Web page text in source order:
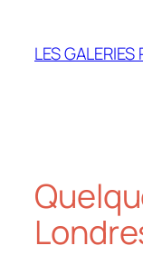
contenu
LES